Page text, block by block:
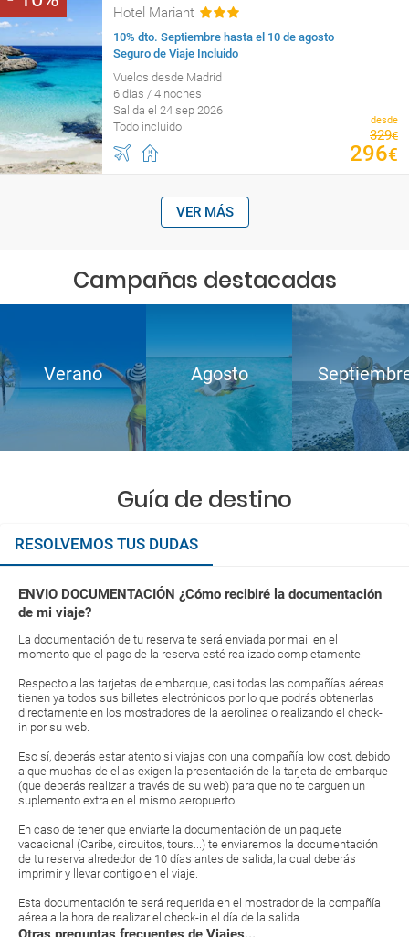
Hotel Mariant
10% dto. Septiembre hasta el 10 de agosto
Seguro de Viaje Incluido
Vuelos desde Madrid
6 días / 4 noches
Salida el 24 sep 2026
Todo incluido
desde
329€
296€
VER MÁS
Campañas destacadas
Verano Agosto
Guía de destino
RESOLVEMOS TUS DUDAS
ENVIO DOCUMENTACIÓN ¿Cómo recibiré la documentación
de mi viaje?
La documentación de tu reserva te será enviada por mail en el
momento que el pago de la reserva esté realizado completamente.
Respecto a las tarjetas de embarque, casi todas las compañías aéreas
tienen ya todos sus billetes electrónicos por lo que podrás obtenerlas
directamente en los mostradores de la aerolínea o realizando el check-
in por su web.
Eso sí, deberás estar atento si viajas con una compañía low cost, debido
a que muchas de ellas exigen la presentación de la tarjeta de embarque
(que deberás realizar a través de su web) para que no te carguen un
suplemento extra en el mismo aeropuerto.
En caso de tener que enviarte la documentación de un paquete
vacacional (Caribe, circuitos, tours...) te enviaremos la documentación
de tu reserva alrededor de 10 días antes de salida, la cual deberás
imprimir y llevar contigo en el viaje.
Esta documentación te será requerida en el mostrador de la compañía
aérea a la hora de realizar el check-in el día de la salida.